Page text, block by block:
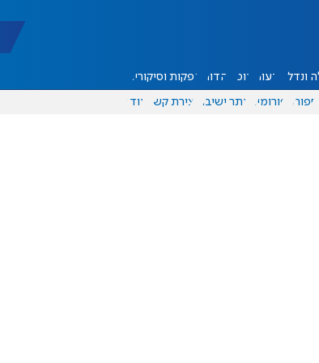
ונדל"ן דעות אוכל יהדות הפקות וסיקורים
ספורט פורומים אתר ישיבה יצירת קשר עוד